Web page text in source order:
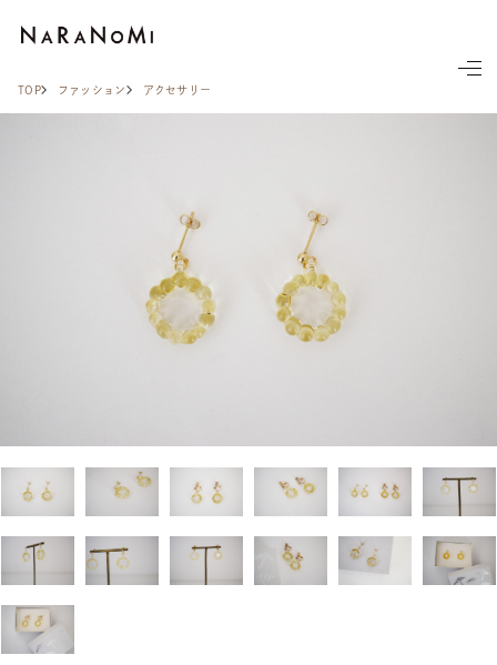
TOP ファッション アクセサリー